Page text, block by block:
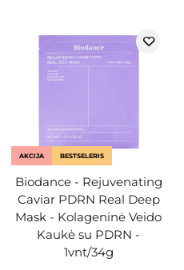
AKCIJA BESTSELERIS
Biodance - Rejuvenating
Caviar PDRN Real Deep
Mask - Kolageninė Veido
Kaukė su PDRN -
1vnt/34g